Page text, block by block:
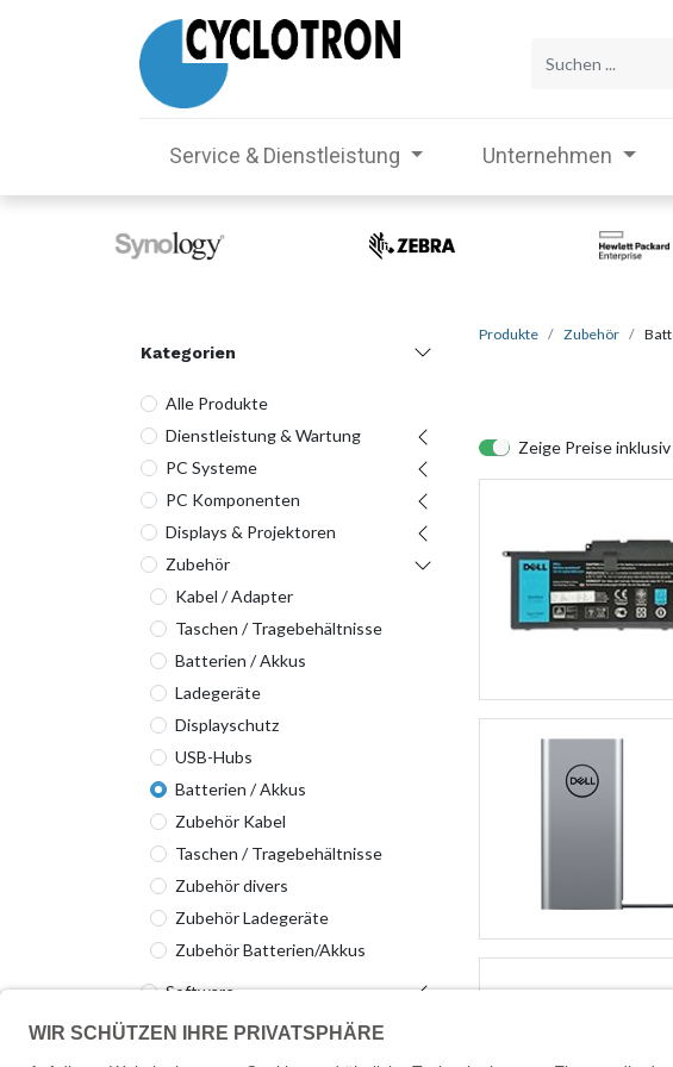
Service & Dienstleistung Unternehmen
Kategorien
Alle Produkte
Dienstleistung & Wartung
PC Systeme
PC Komponenten
Displays & Projektoren
Zubehör
Kabel / Adapter
Taschen / Tragebehältnisse
Batterien / Akkus
Ladegeräte
Displayschutz
USB-Hubs
Batterien / Akkus
Zubehör Kabel
Taschen / Tragebehältnisse
Zubehör divers
Zubehör Ladegeräte
Zubehör Batterien/Akkus
Software
Server & Storage
Produkte Zubehör
Zeige Preise